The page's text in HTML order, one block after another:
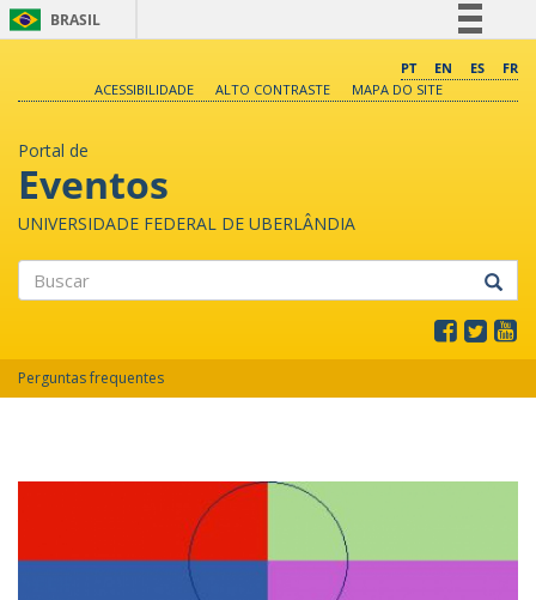
BRASIL
Comunica BR
PT EN ES
FR
ACESSIBILIDADE
ALTO CONTRASTE MAPA DO SITE
Portal de
Eventos
UNIVERSIDADE FEDERAL DE UBERLÂNDIA
Perguntas frequentes